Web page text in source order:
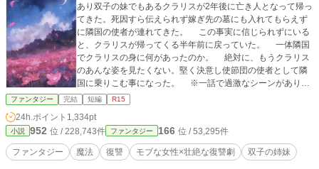
あり双子の妹でもあるクラリスが2年後に亡き人となって帰っ
てきた。死因すら伝えられず嫁ぎ先の墓にも入れてもらえず
に隣国の使者が連れてきた。 この事実に信じられずにいる
と、クラリスが帰ってくる半年前に戻っていた。 一体隣国
でクラリスの身に何があったのか。 絶対に、もうクラリス
のあんな姿を見たくない。堅く決意し使節団の使者として隣
国に乗りこむ事になった。 ※一話で過激なシーンがありま
す。 ※他の投稿サイトにも掲載しています。 ※11話修
正、12話追加しました。* 【第1回新エンタメ小説大賞】にエ
ントリー中です。
ファンタジー 完結 短編 R15
24h.ポイント 1,334pt
小説 952 位 / 228,743件 ファンタジー 166 位 / 53,295件
ファンタジー 魔法 復讐 モブな女性×壮絶な復讐劇 双子の姉妹